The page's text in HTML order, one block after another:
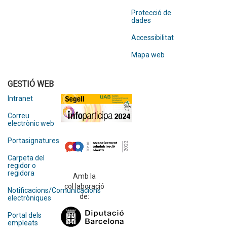
Protecció de
dades
Accessibilitat
Mapa web
GESTIÓ WEB
Intranet
Correu
electrònic web
Portasignatures
Carpeta del
regidor o
regidora
Notificacions/Comunicacions
electròniques
Portal dels
empleats
Amb la
col·laboració
de: